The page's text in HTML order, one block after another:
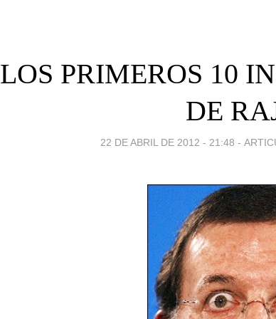
LOS PRIMEROS 10
DE
22 DE ABRIL DE 2012 - 21:48 -